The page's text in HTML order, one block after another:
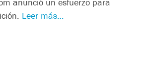
anunció un esfuerzo para
Leer más…